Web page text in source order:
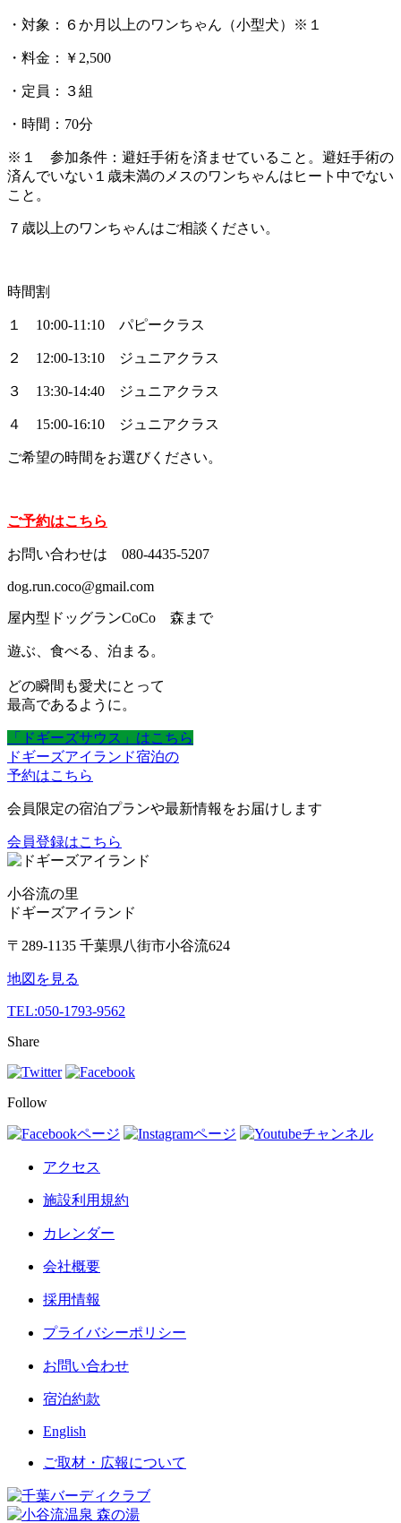
・対象：６か月以上のワンちゃん（小型犬）※１
・料金：￥2,500
・定員：３組
・時間：70分
※１ 参加条件：避妊手術を済ませていること。避妊手術の
済んでいない１歳未満のメスのワンちゃんはヒート中でない
こと。
７歳以上のワンちゃんはご相談ください。
時間割
１ 10:00‐11:10 パピークラス
２ 12:00‐13:10 ジュニアクラス
３ 13:30‐14:40 ジュニアクラス
４ 15:00‐16:10 ジュニアクラス
ご希望の時間をお選びください。
ご予約はこちら
お問い合わせは 080-4435-5207
dog.run.coco@gmail.com
屋内型ドッグランCoCo 森まで
遊ぶ、食べる、泊まる。
どの瞬間も愛犬にとって
最高であるように。
「ドギーズサウス」はこちら
ドギーズアイランド宿泊の
予約はこちら
会員限定の宿泊プランや最新情報をお届けします
会員登録はこちら
小谷流の里
ドギーズアイランド
〒289-1135 千葉県八街市小谷流624
地図を見る
TEL:050-1793-9562
Share
Follow
アクセス
施設利用規約
カレンダー
会社概要
採用情報
プライバシーポリシー
お問い合わせ
宿泊約款
English
ご取材・広報について